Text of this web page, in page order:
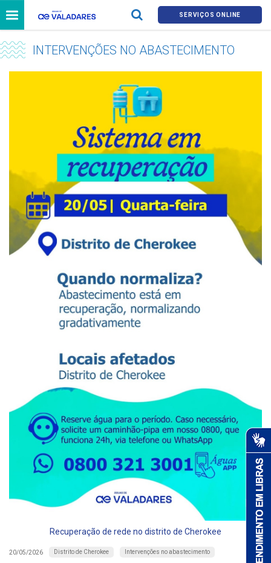
SERVIÇOS ONLINE
INTERVENÇÕES NO ABASTECIMENTO
Recuperação de rede no distrito de Cherokee
20/05/2026 Distrito de Cherokee Intervenções no abastecimento